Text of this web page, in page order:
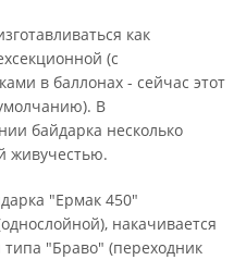
как
(с
в баллонах - сейчас этот
В
байдарка несколько
живучестью.
"Ермак 450"
накачивается
"Браво" (переходник